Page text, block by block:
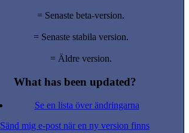
= Senaste beta-version.
= Senaste stabila version.
= Äldre version.
What has been updated?
Se en lista över ändringarna
Sänd mig e-post när en ny version finns